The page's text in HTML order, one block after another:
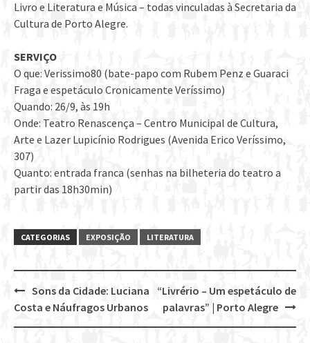
Livro e Literatura e Música – todas vinculadas à Secretaria da
Cultura de Porto Alegre.
SERVIÇO
O que: Verissimo80 (bate-papo com Rubem Penz e Guaraci
Fraga e espetáculo Cronicamente Veríssimo)
Quando: 26/9, às 19h
Onde: Teatro Renascença – Centro Municipal de Cultura,
Arte e Lazer Lupicínio Rodrigues (Avenida Erico Veríssimo,
307)
Quanto: entrada franca (senhas na bilheteria do teatro a
partir das 18h30min)
CATEGORIAS EXPOSIÇÃO LITERATURA
Post
navigation
“Livrério – Um espetáculo de
palavras” | Porto Alegre
Sons da Cidade: Luciana
Costa e Náufragos Urbanos